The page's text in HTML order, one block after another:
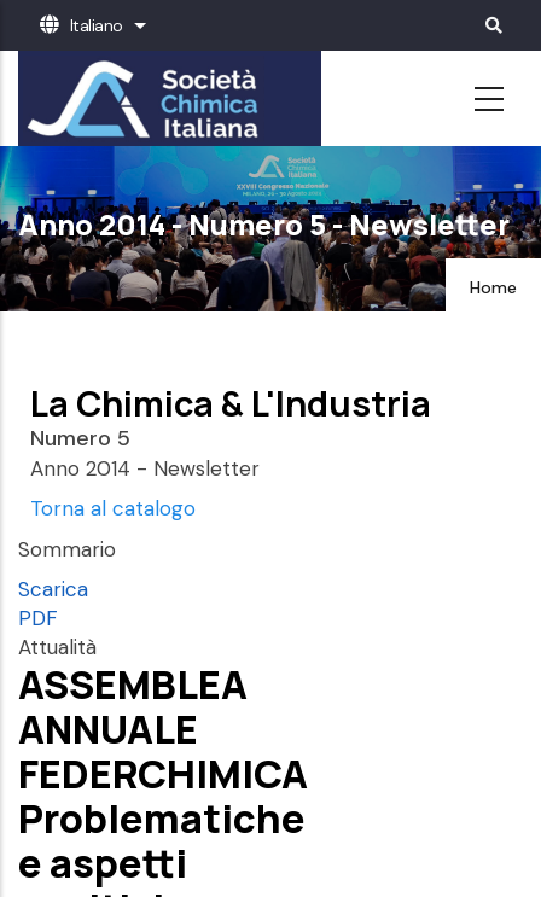
Salta
contenuto
principale
Italiano Mostra ulteriori azioni
Anno 2014 - Numero 5 - Newsletter
Home
La Chimica & L'Industria
Numero 5
Anno 2014 - Newsletter
Torna al catalogo
Sommario
Scarica
PDF
Attualità
ASSEMBLEA
ANNUALE
FEDERCHIMICA
Problematiche
e aspetti